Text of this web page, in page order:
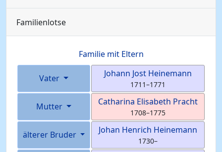
Familienlotse
Familie mit Eltern
Vater Johann Jost Heinemann
1711–1771
Mutter Catharina Elisabeth Pracht
1708–1775
älterer Bruder Johan Henrich Heinemann
1730–